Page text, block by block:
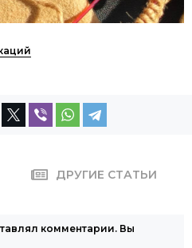
ДРУГИЕ СТАТЬИ
комментарии. Вы